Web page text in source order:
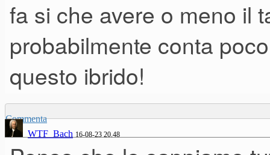
sui miei tasti e non solo una
mi rendo conto che per un
sopratutto considerando
utilizzo.
fa si che avere o meno il
probabilmente conta
questo ibrido!
Commenta
WTF_Bach 16-08-23 20.48